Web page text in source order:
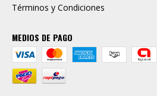
Términos y Condiciones
MEDIOS DE PAGO